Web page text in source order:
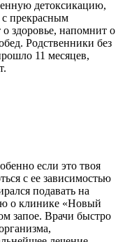
детоксикацию,
прекрасным
здоровье, напомнит о
Родственники без
11 месяцев,
если это твоя
с ее зависимостью
подавать на
о клинике «Новый
запое. Врачи быстро